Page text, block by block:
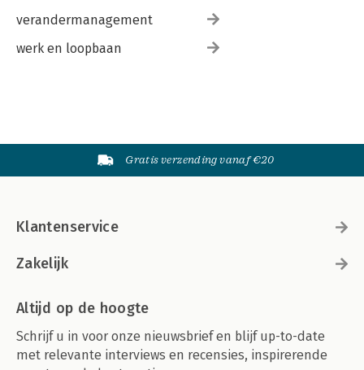
verandermanagement
werk en loopbaan
Gratis verzending vanaf €20
Klantenservice
Zakelijk
Altijd op de hoogte
Schrijf u in voor onze nieuwsbrief en blijf up-to-date
met relevante interviews en recensies, inspirerende